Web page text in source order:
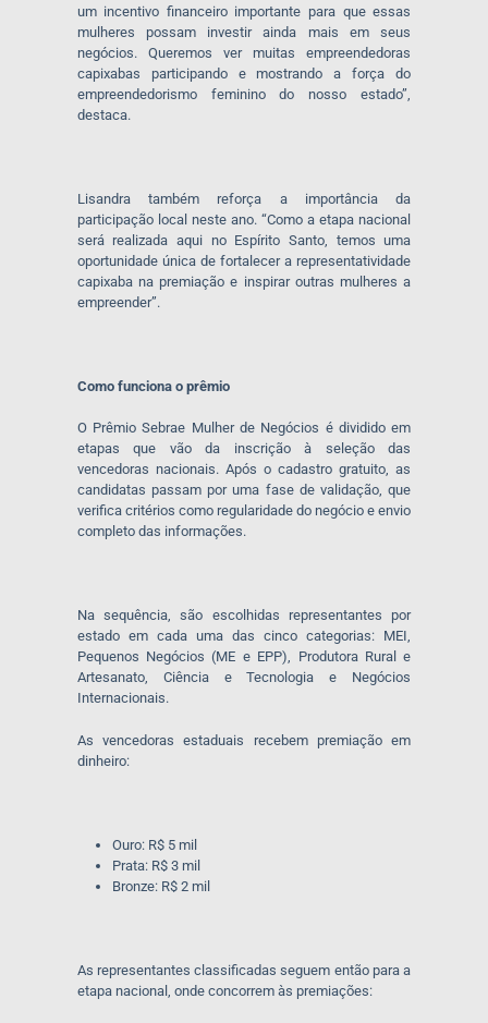
um incentivo financeiro importante para que essas
mulheres possam investir ainda mais em seus
negócios. Queremos ver muitas empreendedoras
capixabas participando e mostrando a força do
empreendedorismo feminino do nosso estado”,
destaca.
Lisandra também reforça a importância da
participação local neste ano. “Como a etapa nacional
será realizada aqui no Espírito Santo, temos uma
oportunidade única de fortalecer a representatividade
capixaba na premiação e inspirar outras mulheres a
empreender”.
Como funciona o prêmio
O Prêmio Sebrae Mulher de Negócios é dividido em
etapas que vão da inscrição à seleção das
vencedoras nacionais. Após o cadastro gratuito, as
candidatas passam por uma fase de validação, que
verifica critérios como regularidade do negócio e envio
completo das informações.
Na sequência, são escolhidas representantes por
estado em cada uma das cinco categorias: MEI,
Pequenos Negócios (ME e EPP), Produtora Rural e
Artesanato, Ciência e Tecnologia e Negócios
Internacionais.
As vencedoras estaduais recebem premiação em
dinheiro:
Ouro: R$ 5 mil
Prata: R$ 3 mil
Bronze: R$ 2 mil
As representantes classificadas seguem então para a
etapa nacional, onde concorrem às premiações: